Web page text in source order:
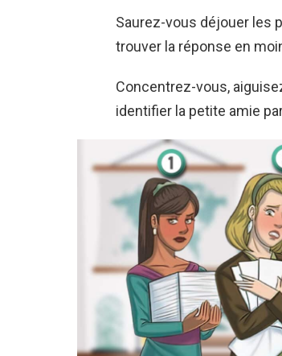
Saurez-vous déjouer les
trouver la réponse en
Concentrez-vous,
identifier la petite amie